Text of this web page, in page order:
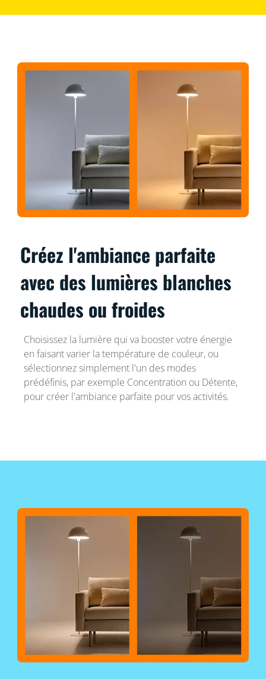
Créez l'ambiance parfaite
avec des lumières blanches
chaudes ou froides
Choisissez la lumière qui va booster votre énergie
en faisant varier la température de couleur, ou
sélectionnez simplement l'un des modes
prédéfinis, par exemple Concentration ou Détente,
pour créer l'ambiance parfaite pour vos activités.